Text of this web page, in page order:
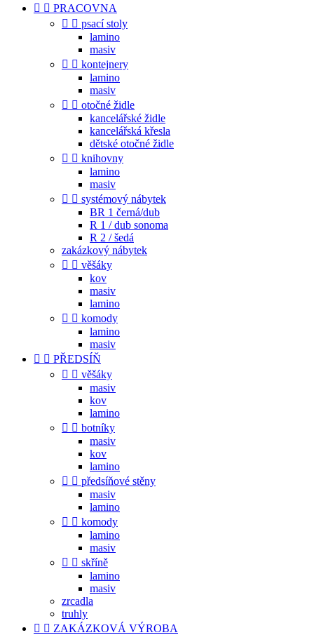
  PRACOVNA
  psací stoly
lamino
masiv
  kontejnery
lamino
masiv
  otočné židle
kancelářské židle
kancelářská křesla
dětské otočné židle
  knihovny
lamino
masiv
  systémový nábytek
BR 1 černá/dub
R 1 / dub sonoma
R 2 / šedá
zakázkový nábytek
  věšáky
kov
masiv
lamino
  komody
lamino
masiv
  PŘEDSÍŇ
  věšáky
masiv
kov
lamino
  botníky
masiv
kov
lamino
  předsíňové stěny
masiv
lamino
  komody
lamino
masiv
  skříně
lamino
masiv
zrcadla
truhly
  ZAKÁZKOVÁ VÝROBA